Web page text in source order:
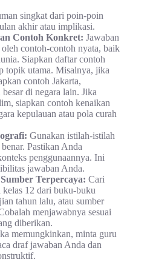
singkat dari poin-poin
akhir atau implikasi.
Contoh Konkret: Jawaban
contoh-contoh nyata, baik
Siapkan daftar contoh
topik utama. Misalnya, jika
contoh Jakarta,
di negara lain. Jika
siapkan contoh kenaikan
kepulauan atau pola curah
Gunakan istilah-istilah
Pastikan Anda
penggunaannya. Ini
jawaban Anda.
Terpercaya: Cari
kelas 12 dari buku-buku
tahun lalu, atau sumber
menjawabnya sesuai
diberikan.
memungkinkan, minta guru
draf jawaban Anda dan